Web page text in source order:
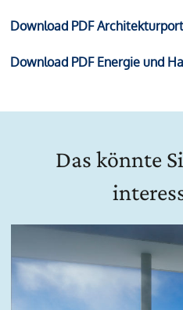
Download PDF
Download PDF Energie und
Das könnte